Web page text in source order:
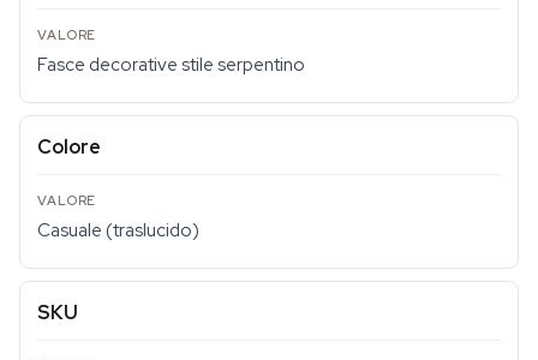
Fasce decorative stile serpentino
Colore
Casuale (traslucido)
SKU